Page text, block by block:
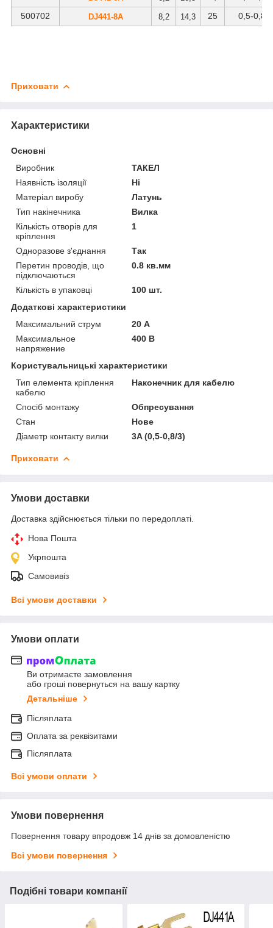
500702
DJ441-8А 8,2 14,3 25 0 ,5-0,8
Приховати
Характеристики
Основні
Виробник
ТАКЕЛ
Наявність ізоляції
Ні
Матеріал виробу
Латунь
Тип накінечника
Вилка
Кількість отворів для
кріплення
1
Одноразове з'єднання
Так
Перетин проводів, що
підключаються
0.8 кв.мм
Кількість в упаковці
100 шт.
Додаткові характеристики
Максимальний струм
20 А
Максимальное
напряжение
400 В
Користувальницькі характеристики
Тип елемента кріплення
кабелю
Наконечник для кабелю
Спосіб монтажу
Обпресування
Стан
Нове
Діаметр контакту вилки
3A (0,5-0,8/3)
Приховати
Умови доставки
Доставка здійснюється тільки по передоплаті.
Нова Пошта
Укрпошта
Самовивіз
Всі умови доставки
Умови оплати
Ви отримаєте замовлення
або гроші повернуться на вашу картку
Детальніше
Післяплата
Оплата за реквізитами
Післяплата
Всі умови оплати
Умови повернення
Повернення товару впродовж 14 днів за домовленістю
Всі умови повернення
Подібні товари компанії